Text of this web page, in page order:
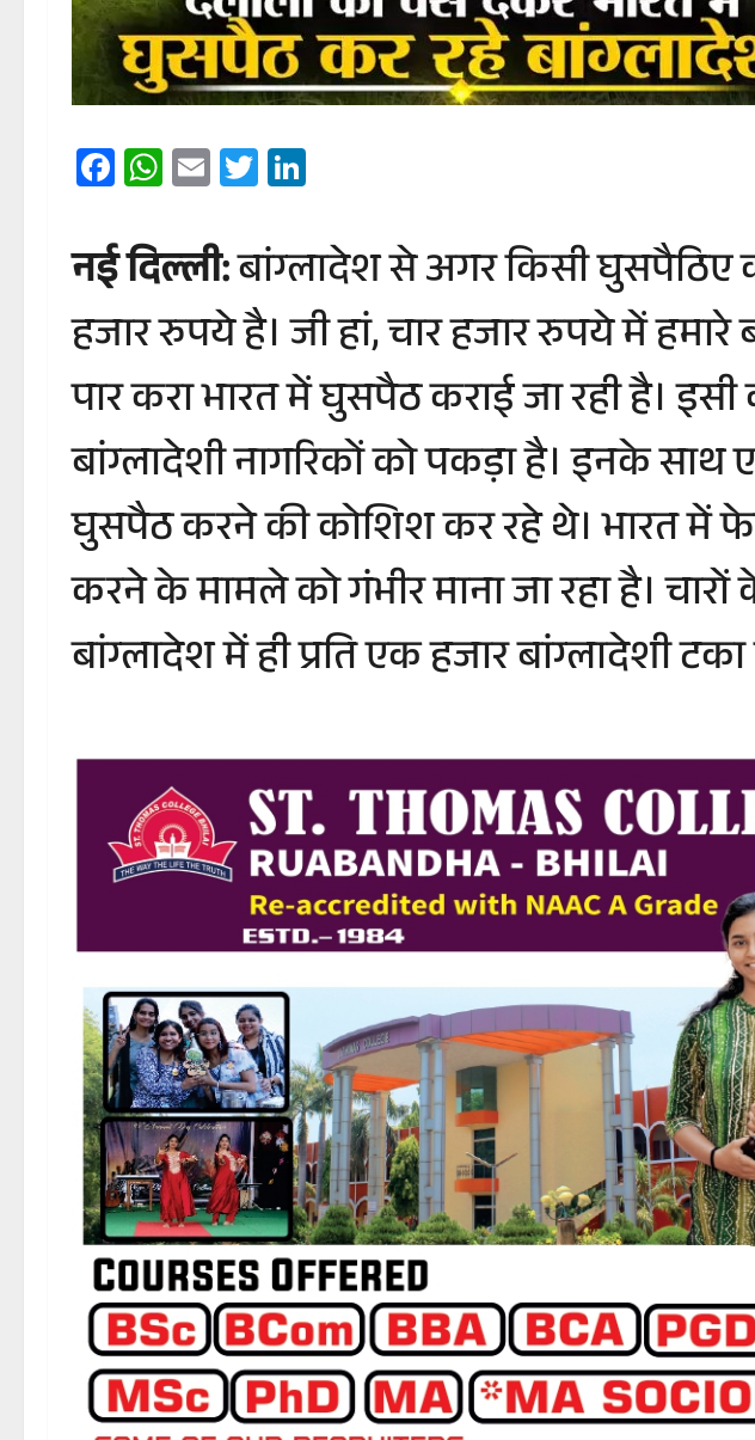
Facebook
WhatsApp
EmailTwitter
नई दिल्ली:बांग्लादेश से अगर किसी घुसपैठिए
हजार रुपये है। जी हां, चार हजार रुपये में हमारे
पार करा भारत में घुसपैठ कराई जा रही है।
बांग्लादेशी नागरिकों को पकड़ा है। इनके साथ
घुसपैठ करने की कोशिश कर रहे थे। भारत में
करने के मामले को गंभीर माना जा रहा है।
बांग्लादेश में ही प्रति एक हजार बांग्लादेशी